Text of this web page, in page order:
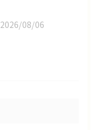
2026/08/06